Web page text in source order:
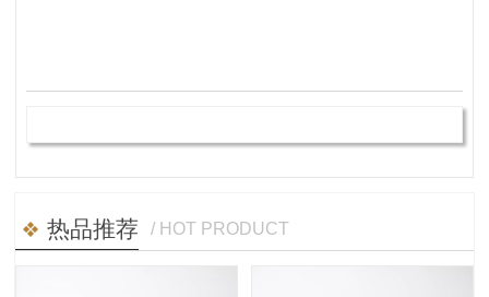
热品推荐 / HOT PRODUCT